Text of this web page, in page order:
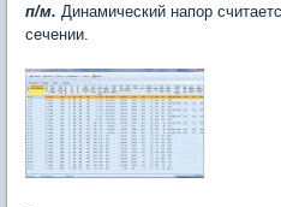
п/м. Динамический напор
сечении.